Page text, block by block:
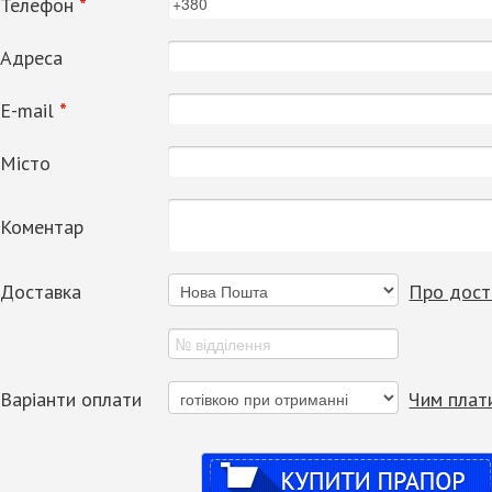
Адреса
Е-mail *
Місто
Коментар
Доставка Про
Варіанти оплати Чим
Купити